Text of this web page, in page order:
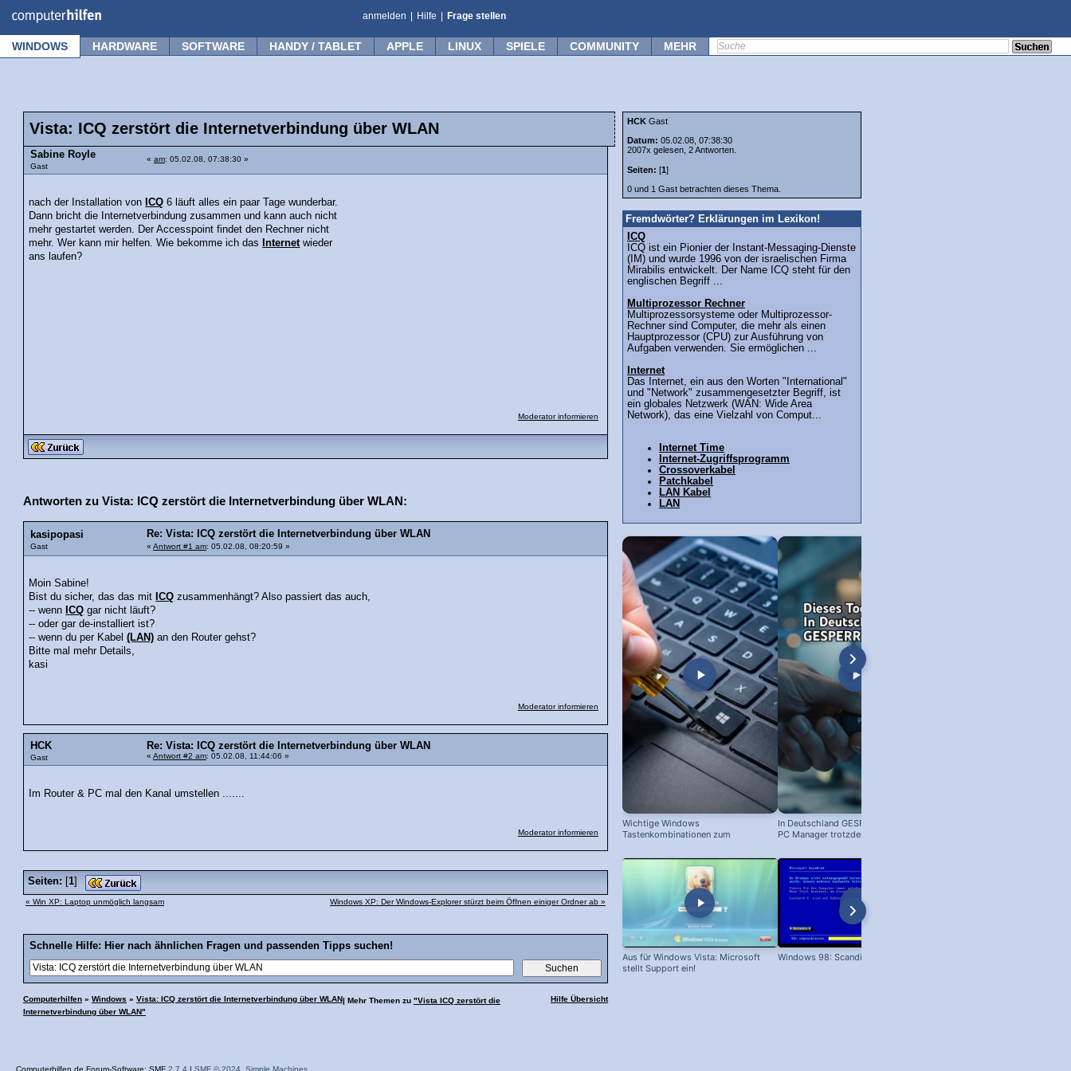
anmelden Hilfe Frage stellen
WINDOWS HARDWARE SOFTWARE HANDY / TABLET APPLE LINUX SPIELE COMMUNITY MEHR
Vista: ICQ zerstört die Internetverbindung über WLAN
Sabine Royle
Gast
« am: 05.02.08, 07:38:30 »
nach der Installation von ICQ 6 läuft alles ein paar Tage wunderbar.
Dann bricht die Internetverbindung zusammen und kann auch nicht
mehr gestartet werden. Der Accesspoint findet den Rechner nicht
mehr. Wer kann mir helfen. Wie bekomme ich das
Internet wieder
ans laufen?
Moderator informieren
Antworten zu Vista: ICQ zerstört die Internetverbindung über WLAN:
kasipopasi
Gast
Re: Vista: ICQ zerstört die Internetverbindung über WLAN
« Antwort #1 am: 05.02.08, 08:20:59 »
Moin Sabine!
Bist du sicher, das das mit ICQ zusammenhängt? Also passiert das auch,
-- wenn ICQ gar nicht läuft?
-- oder gar de-installiert ist?
-- wenn du per Kabel(LAN) an den Router gehst?
Bitte mal mehr Details,
kasi
Moderator informieren
HCK
Gast
Re: Vista: ICQ zerstört die Internetverbindung über WLAN
« Antwort #2 am: 05.02.08, 11:44:06 »
Im Router & PC mal den Kanal umstellen .......
Moderator informieren
Seiten: [1]
« Win XP: Laptop unmöglich langsam Windows XP: Der Windows-Explorer stürzt beim Öffnen einiger Ordner ab »
Schnelle Hilfe: Hier nach ähnlichen Fragen und passenden Tipps suchen!
Computerhilfen » Windows » Vista: ICQ zerstört die Internetverbindung über WLAN Hilfe Übersicht
| Mehr Themen zu "Vista ICQ zerstört die
Internetverbindung über WLAN"
HCK Gast
Datum: 05.02.08, 07:38:30
2007x gelesen, 2 Antworten.
Seiten: [1]
0 und 1 Gast betrachten dieses Thema.
Fremdwörter? Erklärungen im Lexikon!
ICQ
ICQ ist ein Pionier der Instant-Messaging-Dienste
(IM) und wurde 1996 von der israelischen Firma
Mirabilis entwickelt. Der Name ICQ steht für den
englischen Begriff ...
Multiprozessor Rechner
Multiprozessorsysteme oder Multiprozessor-
Rechner sind Computer, die mehr als einen
Hauptprozessor (CPU) zur Ausführung von
Aufgaben verwenden. Sie ermöglichen ...
Internet
Das Internet, ein aus den Worten "International"
und "Network" zusammengesetzter Begriff, ist
ein globales Netzwerk (WAN: Wide Area
Network), das eine Vielzahl von Comput...
Internet Time
Internet-Zugriffsprogramm
Crossoverkabel
Patchkabel
LAN Kabel
LAN
Wichtige Windows
Tastenkombinationen zum
In Deutschland GESPERRT: Microsoft
PC Manager trotzdem installieren
Aus für Windows Vista: Microsoft
stellt Support ein!
Windows 98: Scandisk
Computerhilfen.de Forum-Software: SMF 2.7.4 | SMF © 2024 Simple Machines